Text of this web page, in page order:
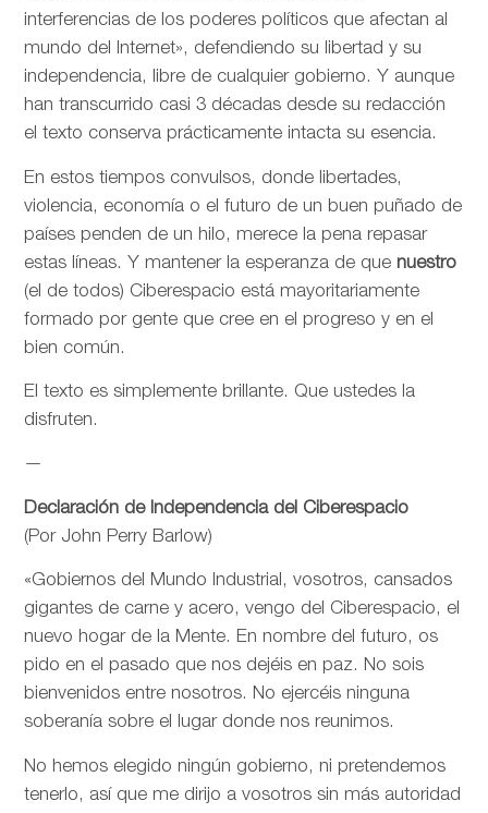
interferencias de los poderes políticos que afectan al
mundo del Internet», defendiendo su libertad y su
independencia, libre de cualquier gobierno. Y aunque
han transcurrido casi 3 décadas desde su redacción
el texto conserva prácticamente intacta su esencia.
En estos tiempos convulsos, donde libertades,
violencia, economía o el futuro de un buen puñado de
países penden de un hilo, merece la pena repasar
estas líneas. Y mantener la esperanza de que nuestro
(el de todos) Ciberespacio está mayoritariamente
formado por gente que cree en el progreso y en el
bien común.
El texto es simplemente brillante. Que ustedes la
disfruten.
—
Declaración de Independencia del Ciberespacio
(Por John Perry Barlow)
«Gobiernos del Mundo Industrial, vosotros, cansados
gigantes de carne y acero, vengo del Ciberespacio, el
nuevo hogar de la Mente. En nombre del futuro, os
pido en el pasado que nos dejéis en paz. No sois
bienvenidos entre nosotros. No ejercéis ninguna
soberanía sobre el lugar donde nos reunimos.
No hemos elegido ningún gobierno, ni pretendemos
tenerlo, así que me dirijo a vosotros sin más autoridad